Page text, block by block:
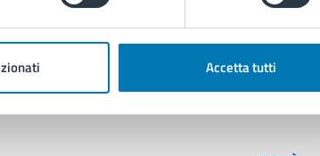
Accetta tutti